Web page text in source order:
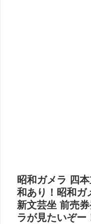
昭和ガメラ 四
和あり！昭和ガ
新文芸坐 前売
ラが見たいぞー